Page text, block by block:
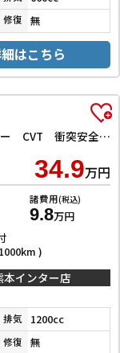
修復 無
はこちら
S ETC キーレスエントリー 電動格納ミラー CVT 衝突安全ボディ ABS ESC エアコン パワーステアリング パワーウィンドウ
34.9万円
諸費用(税込)
9.8万円
)
本インター店
排気 1200cc
修復 無